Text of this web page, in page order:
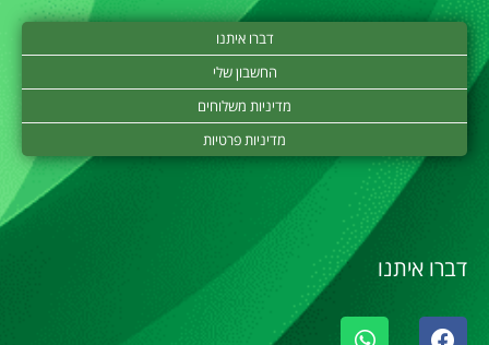
דברו איתנו
החשבון שלי
מדיניות משלוחים
מדיניות פרטיות
דברו איתנו